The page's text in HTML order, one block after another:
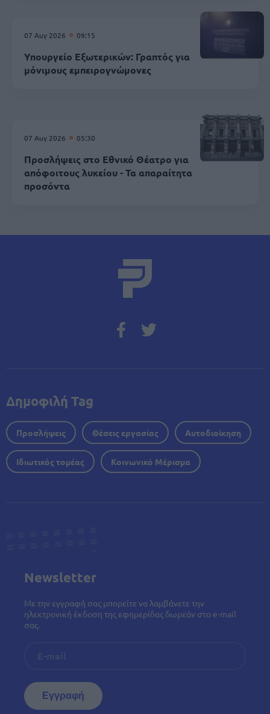
07 Αυγ 2026 09:15
Υπουργείο Εξωτερικών: Γραπτός για
μόνιμους εμπειρογνώμονες
07 Αυγ 2026 05:30
Προσλήψεις στο Εθνικό Θέατρο για
απόφοιτους λυκείου - Τα απαραίτητα
προσόντα
Δημοφιλή Tag
Προσλήψεις Θέσεις εργασίας Αυτοδιοίκηση
Ιδιωτικός τομέας Κοινωνικό Μέρισμα
Newsletter
Με την εγγραφή σας μπορείτε να λαμβάνετε την
ηλεκτρονική έκδοση της εφημερίδας δωρεάν στο e-mail
σας.